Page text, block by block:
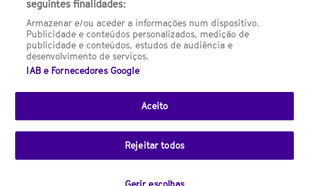
by Universal Studios International BV
NBC Universal Global Networks, S.L.U. Paseo de la Castellana,
95. Planta 10 Edificio Torre Europa 28046 Madrid B-82227893
SYFY Portugal is subject to Spanish jurisdiction and regulated
(CNMC).
Channel
SCI FI Slovenija SCI FI Србија SYFY España SYFY France
SYFY
Portugal
SYFY USA
seguintes finalidades:
Armazenar e/ou aceder a informações num dispositivo.
Publicidade e conteúdos personalizados, medição de
publicidade e conteúdos, estudos de audiência e
desenvolvimento de serviços.
IAB e Fornecedores Google
Aceito
Rejeitar todos